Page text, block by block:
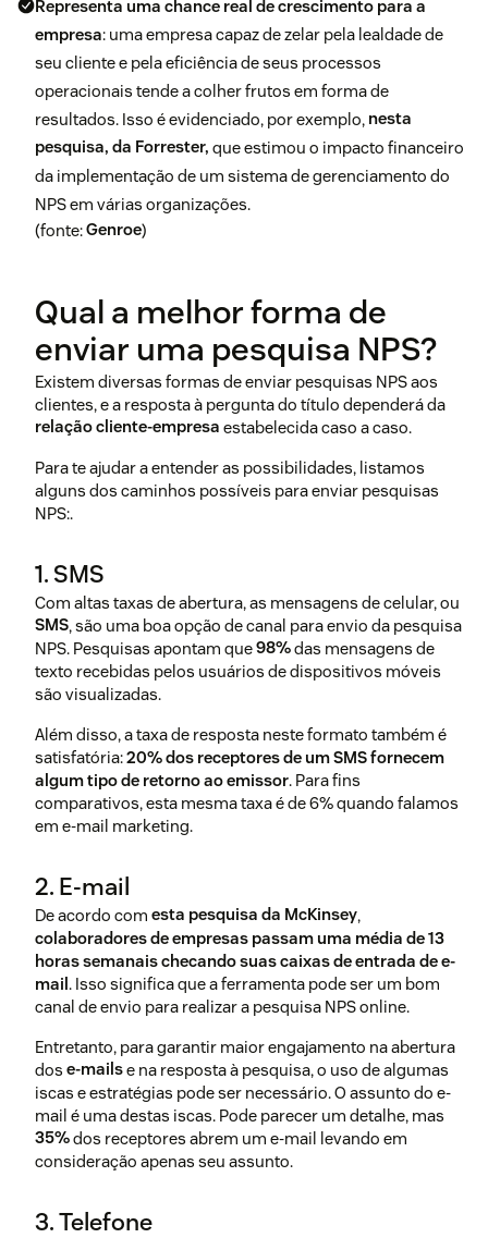
Representa uma chance real de crescimento para a
empresa: uma empresa capaz de zelar pela lealdade de
seu cliente e pela eficiência de seus processos
operacionais tende a colher frutos em forma de
resultados. Isso é evidenciado, por exemplo, nesta
pesquisa, da Forrester, que estimou o impacto financeiro
da implementação de um sistema de gerenciamento do
NPS em várias organizações.
(fonte:Genroe)
Qual a melhor forma de
enviar uma pesquisa NPS?
Existem diversas formas de enviar pesquisas NPS aos
clientes, e a resposta à pergunta do título dependerá da
relação cliente-empresa estabelecida caso a caso.
Para te ajudar a entender as possibilidades, listamos
alguns dos caminhos possíveis para enviar pesquisas
NPS:.
1. SMS
Com altas taxas de abertura, as mensagens de celular, ou
SMS, são uma boa opção de canal para envio da pesquisa
NPS. Pesquisas apontam que98%das mensagens de
texto recebidas pelos usuários de dispositivos móveis
são visualizadas.
Além disso, a taxa de resposta neste formato também é
satisfatória:20% dos receptores de um SMS fornecem
algum tipo de retorno ao emissor. Para fins
comparativos, esta mesma taxa é de 6% quando falamos
em e-mail marketing.
2. E-mail
De acordo com esta pesquisa da McKinsey,
colaboradores de empresas passam uma média de 13
horas semanais checando suas caixas de entrada de e-
mail. Isso significa que a ferramenta pode ser um bom
canal de envio para realizar a pesquisa NPS online.
Entretanto, para garantir maior engajamento na abertura
dos e-mailse na resposta à pesquisa, o uso de algumas
iscas e estratégias pode ser necessário. O assunto do e-
mail é uma destas iscas. Pode parecer um detalhe, mas
35%dos receptores abrem um e-mail levando em
consideração apenas seu assunto.
3. Telefone